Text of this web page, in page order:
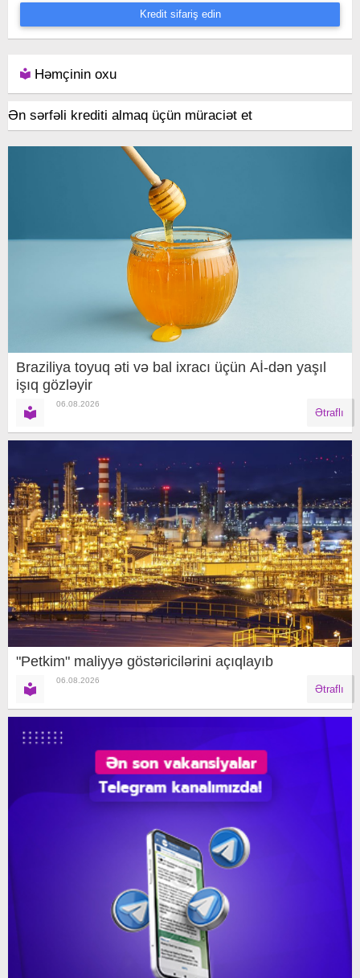
Kredit sifariş edin
Həmçinin oxu
Ən sərfəli krediti almaq üçün müraciət et
Braziliya toyuq əti və bal ixracı üçün Aİ-dən yaşıl
işıq gözləyir
06.08.2026
Ətraflı
"Petkim" maliyyə göstəricilərini açıqlayıb
06.08.2026
Ətraflı